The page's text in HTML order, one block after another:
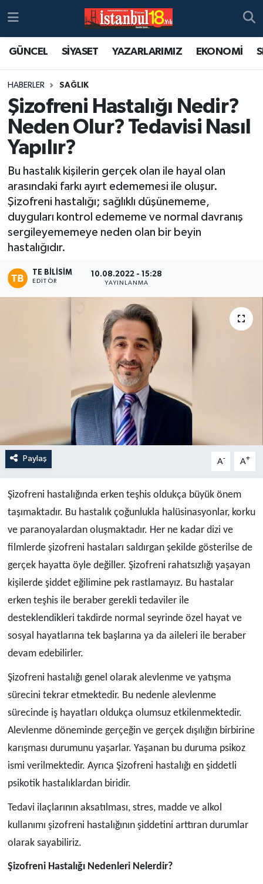
GÜNCEL SİYASET YAZARLARIMIZ EKONOMİ
HABERLER SAĞLIK
Şizofreni Hastalığı Nedir?
Neden Olur? Tedavisi Nasıl
Yapılır?
Bu hastalık kişilerin gerçek olan ile hayal olan
arasındaki farkı ayırt edememesi ile oluşur.
Şizofreni hastalığı; sağlıklı düşünememe,
duyguları kontrol edememe ve normal davranış
sergileyememeye neden olan bir beyin
hastalığıdır.
TE BILISIM
EDITÖR
10.08.2022 - 15:28
YAYINLANMA
Paylaş A- A+
Şizofreni hastalığında erken teşhis oldukça büyük önem
taşımaktadır. Bu hastalık çoğunlukla halüsinasyonlar, korku
ve paranoyalardan oluşmaktadır. Her ne kadar dizi ve
filmlerde şizofreni hastaları saldırgan şekilde gösterilse de
gerçek hayatta öyle değiller. Şizofreni rahatsızlığı yaşayan
kişilerde şiddet eğilimine pek rastlamayız. Bu hastalar
erken teşhis ile beraber gerekli tedaviler ile
desteklendikleri takdirde normal seyrinde özel hayat ve
sosyal hayatlarına tek başlarına ya da aileleri ile beraber
devam edebilirler.
Şizofreni hastalığı genel olarak alevlenme ve yatışma
sürecini tekrar etmektedir. Bu nedenle alevlenme
sürecinde iş hayatları oldukça olumsuz etkilenmektedir.
Alevlenme döneminde gerçeğin ve gerçek dışılığın birbirine
karışması durumunu yaşarlar. Yaşanan bu duruma psikoz
ismi verilmektedir. Ayrıca Şizofreni hastalığı en şiddetli
psikotik hastalıklardan biridir.
Tedavi ilaçlarının aksatılması, stres, madde ve alkol
kullanımı şizofreni hastalığının şiddetini arttıran durumlar
olarak sayabiliriz.
Şizofreni Hastalığı Nedenleri Nelerdir?